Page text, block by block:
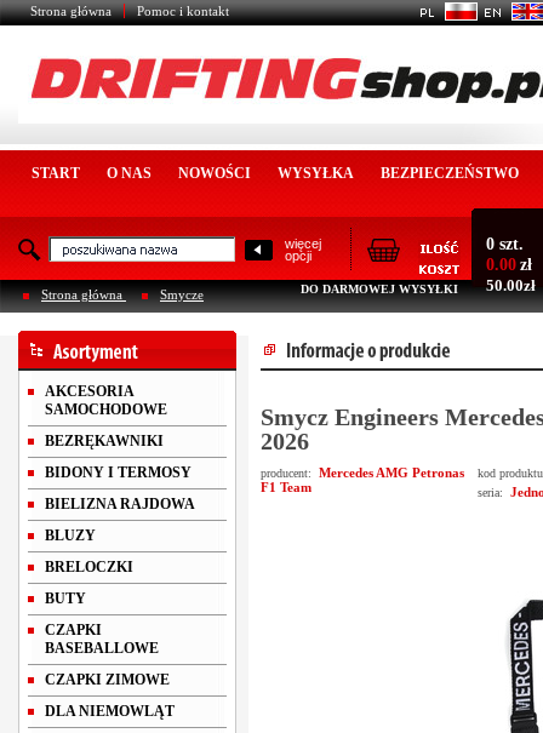
Strona główna Pomoc i kontakt
START O NAS NOWOŚCI WYSYŁKA BEZPIECZEŃSTWO
więcej
opcji
0 szt.
0.00 zł
DO DARMOWEJ WYSYŁKI 50.00zł
Strona główna Smycze
AKCESORIA
SAMOCHODOWE
BEZRĘKAWNIKI
BIDONY I TERMOSY
BIELIZNA RAJDOWA
BLUZY
BRELOCZKI
BUTY
CZAPKI
BASEBALLOWE
CZAPKI ZIMOWE
DLA NIEMOWLĄT
Smycz Engineers
2026
producent:
Mercedes AMG Petronas
F1 Team
kod
seria: